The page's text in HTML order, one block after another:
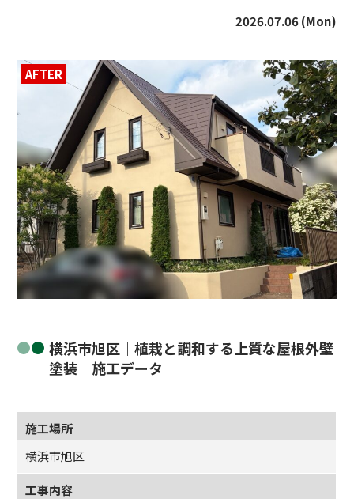
2026.07.06 (Mon)
AFTER
横浜市旭区｜植栽と調和する上質な屋根外壁
塗装 施工データ
施工場所
横浜市旭区
工事内容